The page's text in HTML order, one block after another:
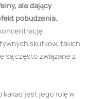
ale dający
pobudzenia.
skutków, takich
są często związane z
jest jego rolę w